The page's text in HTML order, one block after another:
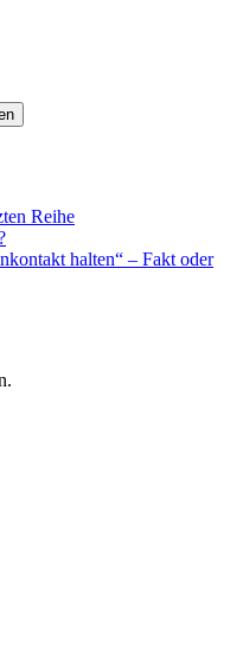
Reihe
halten“ – Fakt oder